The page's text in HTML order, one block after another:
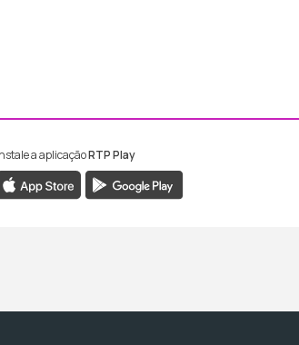
Madeira
RTP Madeira
a aplicaçãoRTP Play